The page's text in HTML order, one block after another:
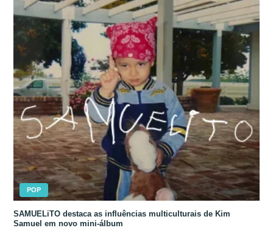
POP
SAMUELiTO destaca as influências multiculturais de Kim
Samuel em novo mini-álbum